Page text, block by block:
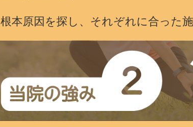
根本原因を探し、それぞれに合った